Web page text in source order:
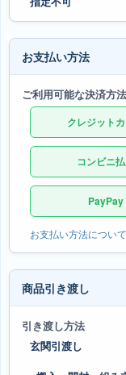
お支払い方法
ご利用可能な決済方法
クレジット
コンビニ
PayPay
お支払い方法につい
商品引き渡し
引き渡し方法
玄関引渡し